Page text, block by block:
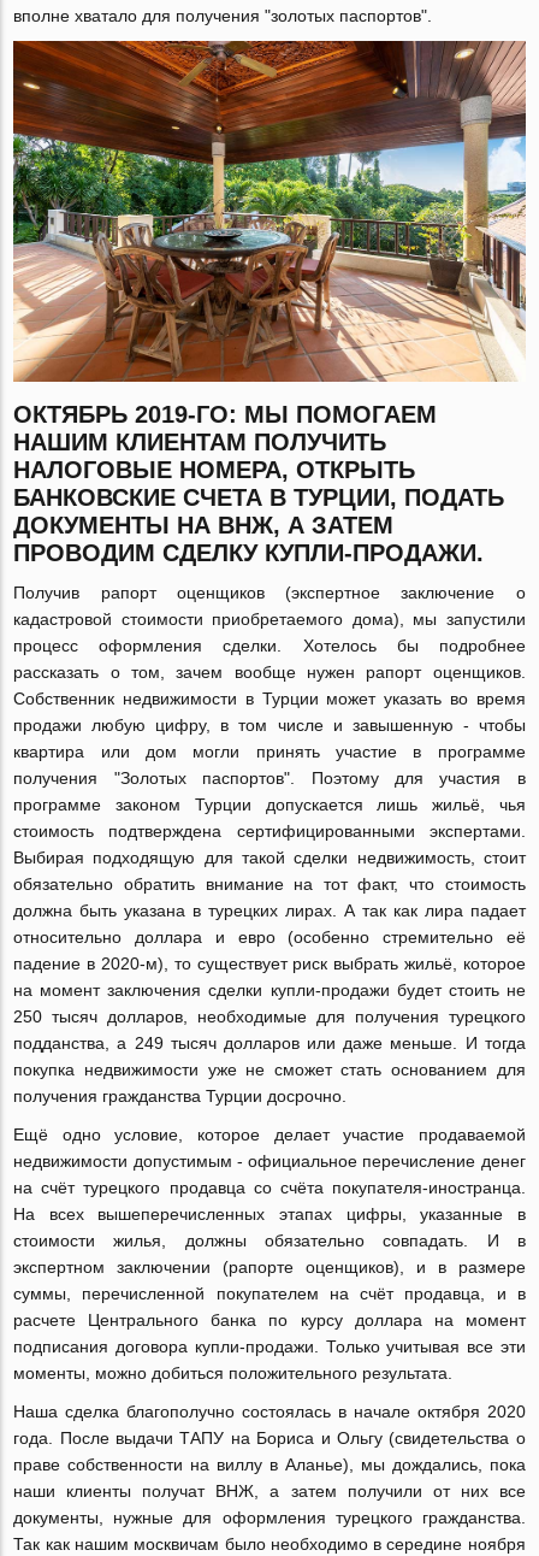
вполне хватало для получения "золотых паспортов".
ОКТЯБРЬ 2019-ГО: МЫ ПОМОГАЕМ
НАШИМ КЛИЕНТАМ ПОЛУЧИТЬ
НАЛОГОВЫЕ НОМЕРА, ОТКРЫТЬ
БАНКОВСКИЕ СЧЕТА В ТУРЦИИ, ПОДАТЬ
ДОКУМЕНТЫ НА ВНЖ, А ЗАТЕМ
ПРОВОДИМ СДЕЛКУ КУПЛИ-ПРОДАЖИ.
Получив рапорт оценщиков (экспертное заключение о
кадастровой стоимости приобретаемого дома), мы запустили
процесс оформления сделки. Хотелось бы подробнее
рассказать о том, зачем вообще нужен рапорт оценщиков.
Собственник недвижимости в Турции может указать во время
продажи любую цифру, в том числе и завышенную - чтобы
квартира или дом могли принять участие в программе
получения "Золотых паспортов". Поэтому для участия в
программе законом Турции допускается лишь жильё, чья
стоимость подтверждена сертифицированными экспертами.
Выбирая подходящую для такой сделки недвижимость, стоит
обязательно обратить внимание на тот факт, что стоимость
должна быть указана в турецких лирах. А так как лира падает
относительно доллара и евро (особенно стремительно её
падение в 2020-м), то существует риск выбрать жильё, которое
на момент заключения сделки купли-продажи будет стоить не
250 тысяч долларов, необходимые для получения турецкого
подданства, а 249 тысяч долларов или даже меньше. И тогда
покупка недвижимости уже не сможет стать основанием для
получения гражданства Турции досрочно.
Ещё одно условие, которое делает участие продаваемой
недвижимости допустимым - официальное перечисление денег
на счёт турецкого продавца со счёта покупателя-иностранца.
На всех вышеперечисленных этапах цифры, указанные в
стоимости жилья, должны обязательно совпадать. И в
экспертном заключении (рапорте оценщиков), и в размере
суммы, перечисленной покупателем на счёт продавца, и в
расчете Центрального банка по курсу доллара на момент
подписания договора купли-продажи. Только учитывая все эти
моменты, можно добиться положительного результата.
Наша сделка благополучно состоялась в начале октября 2020
года. После выдачи ТАПУ на Бориса и Ольгу (свидетельства о
праве собственности на виллу в Аланье), мы дождались, пока
наши клиенты получат ВНЖ, а затем получили от них все
документы, нужные для оформления турецкого гражданства.
Так как нашим москвичам было необходимо в середине ноября